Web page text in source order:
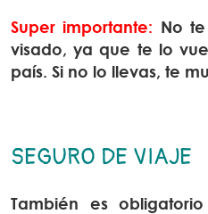
Super importante: No
visado, ya que te lo
país. Si no lo llevas, te
SEGURO DE VIAJE
También es